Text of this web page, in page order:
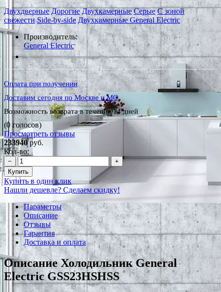
Двухдверные Дорогие Двухкамерные Серые С зоной
свежести Side-by-side Двухкамерные General Electric
Производитель:
General Electric
*Наличие уточняйте у менеджера
Оплата при получении
Доставим сегодня по Москве и МО
Возможность возврата в течение 14 дней
(0 голосов)
Просмотреть отзывы
233940руб.
Кол-во:
−
+
Купить
Купить в один клик
Нашли дешевле? Сделаем скидку!
Параметры
Описание
Отзывы
Гарантия
Доставка и оплата
Описание Холодильник General
Electric GSS23HSHSS